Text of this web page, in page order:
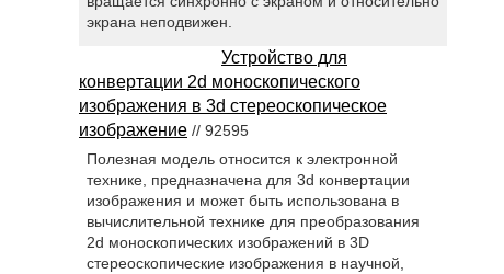
экрана неподвижен.
Устройство для
конвертации 2d моноскопического
изображения в 3d стереоскопическое
изображение // 92595
Полезная модель относится к электронной
технике, предназначена для 3d конвертации
изображения и может быть использована в
вычислительной технике для преобразования
2d моноскопических изображений в 3D
стереоскопические изображения в научной,